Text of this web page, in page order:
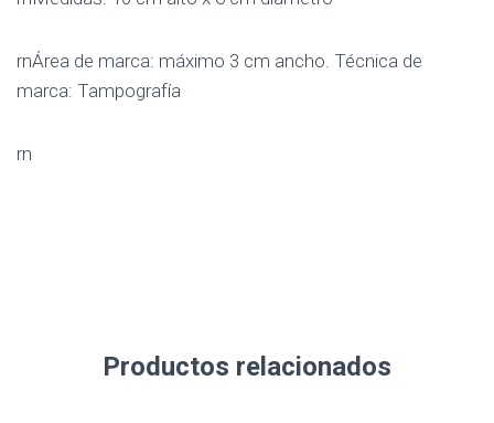
rnÁrea de marca: máximo 3 cm ancho. Técnica de
marca: Tampografía
rn
Productos relacionados